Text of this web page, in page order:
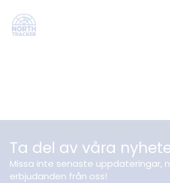
Ta del av våra
Missa inte senaste uppdateringar,
erbjudanden från oss!